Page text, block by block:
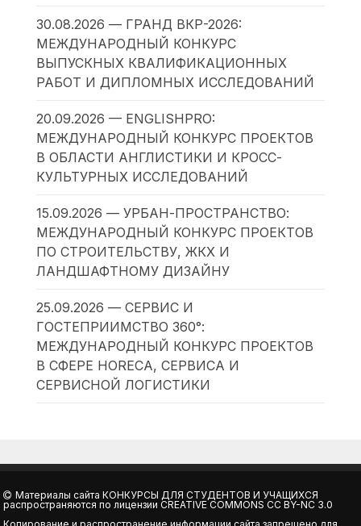
30.08.2026 — ГРАНД ВКР-2026:
МЕЖДУНАРОДНЫЙ КОНКУРС
ВЫПУСКНЫХ КВАЛИФИКАЦИОННЫХ
РАБОТ И ДИПЛОМНЫХ ИССЛЕДОВАНИЙ
20.09.2026 — ENGLISHPRO:
МЕЖДУНАРОДНЫЙ КОНКУРС ПРОЕКТОВ
В ОБЛАСТИ АНГЛИСТИКИ И КРОСС-
КУЛЬТУРНЫХ ИССЛЕДОВАНИЙ
15.09.2026 — УРБАН-ПРОСТРАНСТВО:
МЕЖДУНАРОДНЫЙ КОНКУРС ПРОЕКТОВ
ПО СТРОИТЕЛЬСТВУ, ЖКХ И
ЛАНДШАФТНОМУ ДИЗАЙНУ
25.09.2026 — СЕРВИС И
ГОСТЕПРИИМСТВО 360°:
МЕЖДУНАРОДНЫЙ КОНКУРС ПРОЕКТОВ
В СФЕРЕ HORECA, СЕРВИСА И
СЕРВИСНОЙ ЛОГИСТИКИ
Материалы сайтаКОНКУРСЫ ДЛЯ СТУДЕНТОВ И УЧАЩИХСЯ
распространяются по лицензииCREATIVE COMMONS CC BY-NC 3.0